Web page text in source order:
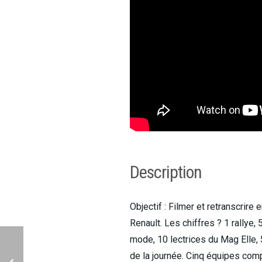
Description
Objectif : Filmer et retranscrire
Renault. Les chiffres ? 1 rallye,
mode, 10 lectrices du Mag
de la journée. Cinq équipes